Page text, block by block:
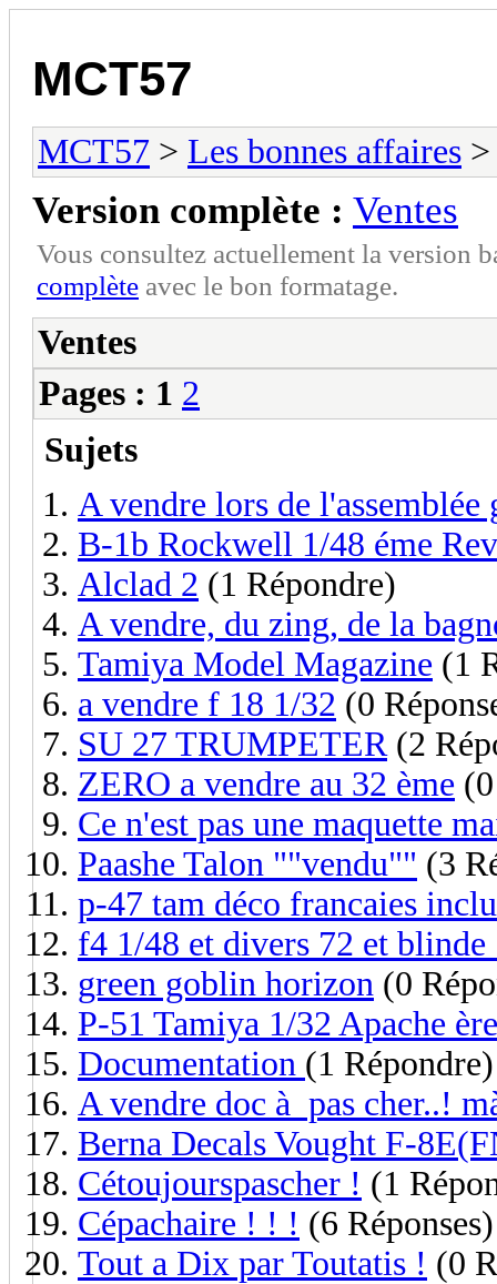
MCT57
MCT57 > Les bonnes affaires >
Version complète : Ventes
Vous consultez actuellement la version
complète avec le bon formatage.
Ventes
Pages : 1 2
Sujets
A vendre lors de l'assemblée
B-1b Rockwell 1/48 éme
Alclad 2 (1 Répondre)
A vendre, du zing, de la
Tamiya Model Magazine (1
a vendre f 18 1/32 (0
SU 27 TRUMPETER (2
ZERO a vendre au 32 ème
Ce n'est pas une maquette
Paashe Talon ""vendu"" (3
p-47 tam déco francaies
f4 1/48 et divers 72 et blinde
green goblin horizon (0
P-51 Tamiya 1/32 Apache
Documentation (1 Répondre)
A vendre doc à pas cher..!
Berna Decals Vought F-
Cétoujourspascher ! (1
Cépachaire ! ! ! (6 Réponses)
Tout a Dix par Toutatis ! (0